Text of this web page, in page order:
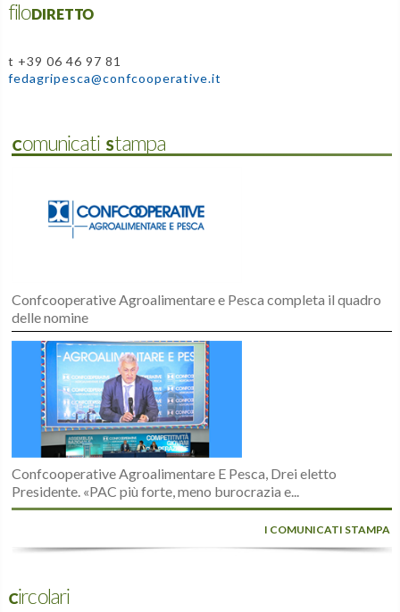
filoDIRETTO
t +39 06 46 97 81
fedagripesca@confcooperative.it
Comunicati Stampa
Confcooperative Agroalimentare e Pesca completa il quadro
delle nomine
Confcooperative Agroalimentare E Pesca, Drei eletto
Presidente. «PAC più forte, meno burocrazia e...
I COMUNICATI STAMPA
Circolari